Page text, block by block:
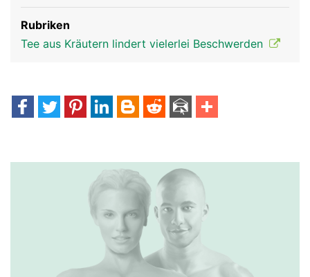
Rubriken
Tee aus Kräutern lindert vielerlei Beschwerden